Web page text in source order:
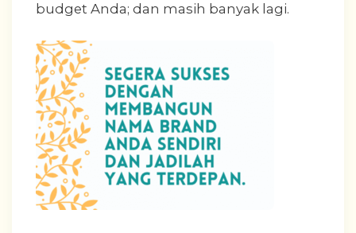
budget Anda; dan masih banyak lagi.